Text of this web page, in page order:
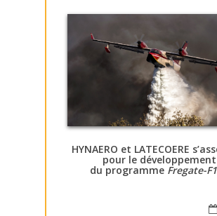
HYNAERO et LATECOERE
pour le développement
du programme Fregate-